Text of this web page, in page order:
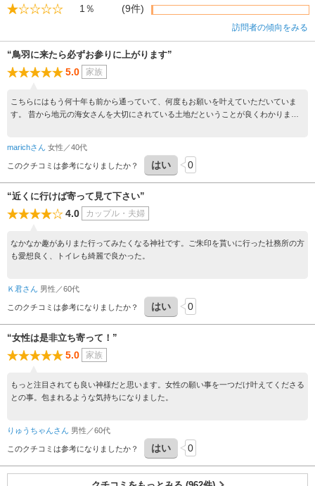
1％
(9件)
訪問者の傾向をみる
“鳥羽に来たら必ずお参りに上がります”
5.0 家族
こちらにはもう何十年も前から通っていて、何度もお願いを叶えていただいていま
す。 昔から地元の海女さんを大切にされている土地だということが良くわかりま
marichさん 女性／40代
このクチコミは参考になりましたか？ はい 0
“近くに行けば寄って見て下さい”
4.0 カップル・夫婦
なかなか趣がありまた行ってみたくなる神社です。ご朱印を貰いに行った社務所の方
も愛想良く、トイレも綺麗で良かった。
Ｋ君さん 男性／60代
このクチコミは参考になりましたか？ はい 0
“女性は是非立ち寄って！”
5.0 家族
もっと注目されても良い神様だと思います。女性の願い事を一つだけ叶えてくださる
との事。包まれるような気持ちになりました。
りゅうちゃんさん 男性／60代
このクチコミは参考になりましたか？ はい 0